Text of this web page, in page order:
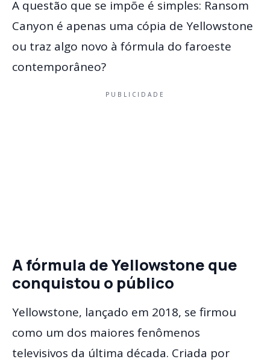
A questão que se impõe é simples: Ransom
Canyon é apenas uma cópia de Yellowstone
ou traz algo novo à fórmula do faroeste
contemporâneo?
PUBLICIDADE
A fórmula de Yellowstone que
conquistou o público
Yellowstone, lançado em 2018, se firmou
como um dos maiores fenômenos
televisivos da última década. Criada por